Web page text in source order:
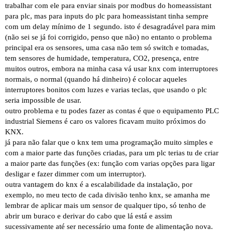
trabalhar com ele para enviar sinais por modbus do homeassistant
para plc, mas para inputs do plc para homeassistant tinha sempre
com um delay mínimo de 1 segundo. isto é desagradável para mim
(não sei se já foi corrigido, penso que não) no entanto o problema
principal era os sensores, uma casa não tem só switch e tomadas,
tem sensores de humidade, temperatura, CO2, presença, entre
muitos outros, embora na minha casa vá usar knx com interruptores
normais, o normal (quando há dinheiro) é colocar aqueles
interruptores bonitos com luzes e varias teclas, que usando o plc
seria impossible de usar.
outro problema e tu podes fazer as contas é que o equipamento PLC
industrial Siemens é caro os valores ficavam muito próximos do
KNX.
já para não falar que o knx tem uma programação muito simples e
com a maior parte das funções criadas, para um plc terias tu de criar
a maior parte das funções (ex: função com varias opções para ligar
desligar e fazer dimmer com um interruptor).
outra vantagem do knx é a escalabilidade da instalação, por
exemplo, no meu tecto de cada divisão tenho knx, se amanha me
lembrar de aplicar mais um sensor de qualquer tipo, só tenho de
abrir um buraco e derivar do cabo que lá está e assim
sucessivamente até ser necessário uma fonte de alimentação nova.